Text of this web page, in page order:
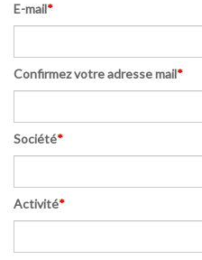
E-mail*
Confirmez votre adresse mail*
Société*
Activité*